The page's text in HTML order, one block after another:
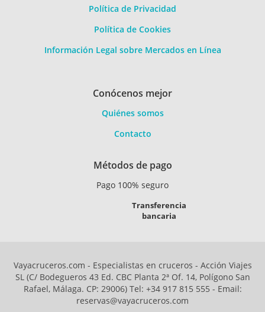
Política de Privacidad
Política de Cookies
Información Legal sobre Mercados en Línea
Conócenos mejor
Quiénes somos
Contacto
Métodos de pago
Pago 100% seguro
Transferencia
bancaria
Vayacruceros.com - Especialistas en cruceros - Acción Viajes
SL (C/ Bodegueros 43 Ed. CBC Planta 2ª Of. 14, Polígono San
Rafael, Málaga. CP: 29006) Tel: +34 917 815 555 - Email:
reservas@vayacruceros.com